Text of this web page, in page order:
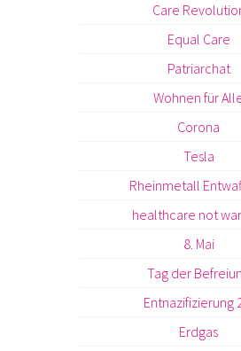
Care
Equal Care
Patriarchat
Wohnen für
Corona
Tesla
Rheinmetall
healthcare not
8. Mai
Tag der
Entnazifizierung
Erdgas